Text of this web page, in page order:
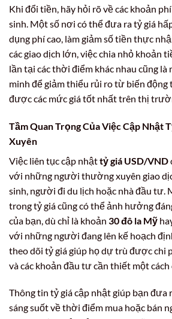
Khi đổi tiền, hãy hỏi rõ về các khoản
sinh. Một số nơi có thể đưa ra tỷ giá
dụng phí cao, làm giảm số tiền thực
các giao dịch lớn, việc chia nhỏ khoản
lần tại các thời điểm khác nhau cũng
minh để giảm thiểu rủi ro từ biến động
được các mức giá tốt nhất trên thị
Tầm Quan Trọng Của Việc Cập Nhật
Xuyên
Việc liên tục cập nhậttỷ giá USD/VND
với những người thường xuyên giao
sinh, người đi du lịch hoặc nhà đầu tư.
trong tỷ giá cũng có thể ảnh hưởng
của bạn, dù chỉ là khoản 30 đô la Mỹ
với những người đang lên kế hoạch
theo dõi tỷ giá giúp họ dự trù được chi
và các khoản đầu tư cần thiết một cách
Thông tin tỷ giá cập nhật giúp bạn đưa
sáng suốt về thời điểm mua hoặc bán